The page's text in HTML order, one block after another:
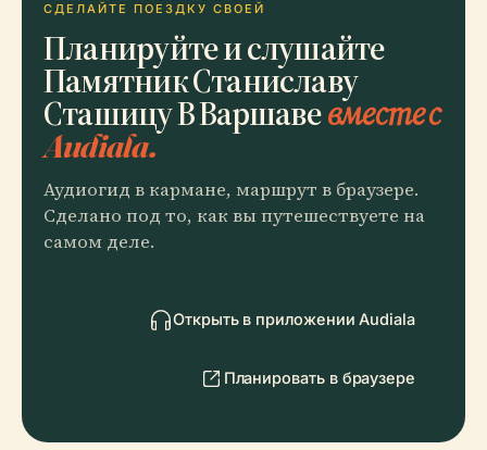
СДЕЛАЙТЕ ПОЕЗДКУ СВОЕЙ
Планируйте и слушайте
Памятник Станиславу
Сташицу В Варшавевместе с
Audiala.
Аудиогид в кармане, маршрут в браузере.
Сделано под то, как вы путешествуете на
самом деле.
Открыть в приложении Audiala
Планировать в браузере